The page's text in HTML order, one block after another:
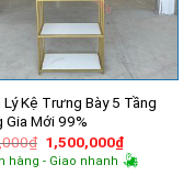
Lý Kệ Trưng Bày 5 Tầng
Gia Mới 99%
₫ Giá
gốc
là:
1,500,000₫Giá
hiện
tại
hàng - Giao nhanh